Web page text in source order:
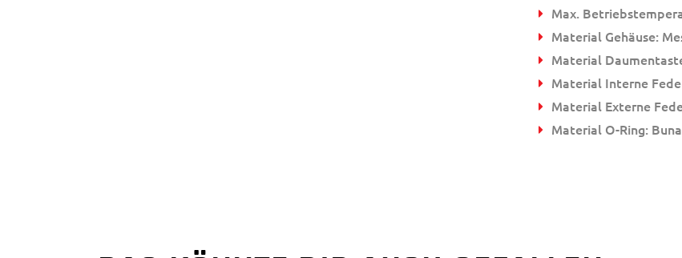
Max.
Material Gehäuse:
Material
Material Interne
Material Externe
Material O-Ring: